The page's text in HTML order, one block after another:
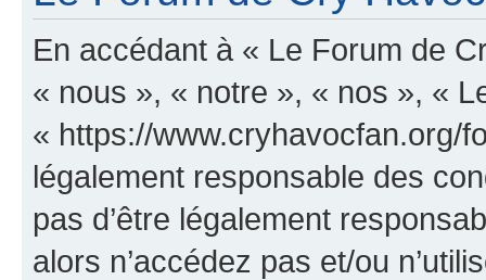
En accédant à « Le Forum de
« nous », « notre », « nos », «
« https://www.cryhavocfan.org/
légalement responsable des
pas d’être légalement
alors n’accédez pas et/ou